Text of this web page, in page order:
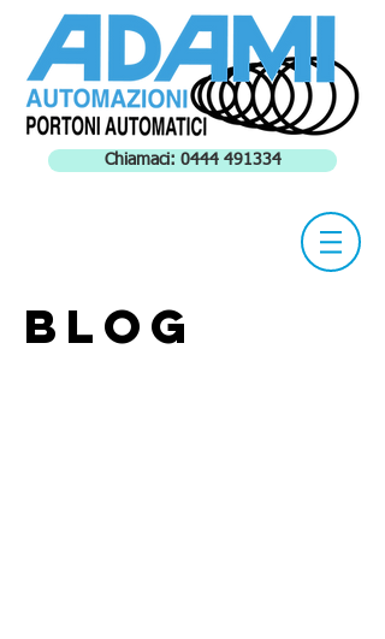
Chiamaci: 0444 491334
Blog